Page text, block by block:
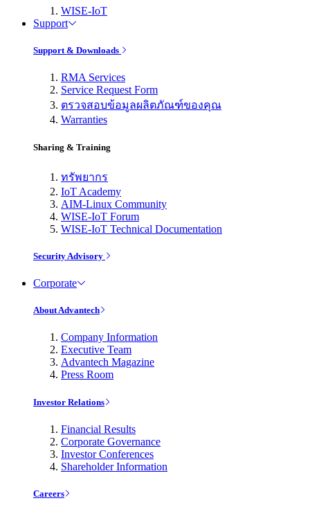
WISE-IoT
Support
Support & Downloads
RMA Services
Service Request Form
ตรวจสอบข้อมูลผลิตภัณฑ์ของคุณ
Warranties
Sharing & Training
ทรัพยากร
IoT Academy
AIM-Linux Community
WISE-IoT Forum
WISE-IoT Technical Documentation
Security Advisory
Corporate
About Advantech
Company Information
Executive Team
Advantech Magazine
Press Room
Investor Relations
Financial Results
Corporate Governance
Investor Conferences
Shareholder Information
Careers